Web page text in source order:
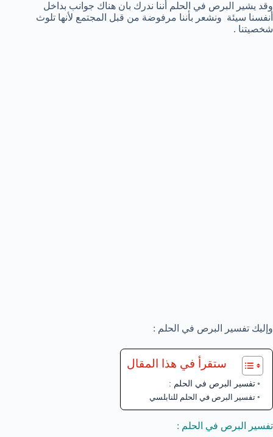
وقد يشير البرص في الحلم أننا ندرك بان هناك جوانب بداخل
أنفسنا سيئة ونشعر بأننا مرفوضة من قبل المجتمع لأنها تلوث
شخصيتنا .
وإليك تفسير البرص في الحلم :
ستقرأ في هذا المقال
تفسير البرص في الحلم :
تفسير البرص في الحلم للنابلسي
تفسير البرص في الحلم :